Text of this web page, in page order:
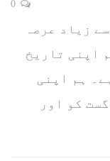
زیاد عرصہ
اپنی تاریخ
ہم اپنی
آزادی تقریبات ہر سال 14 اگست کو اور